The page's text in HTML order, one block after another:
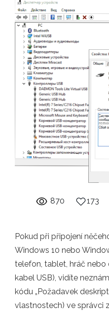
870 173
Pokud při připojení
Windows 10 nebo
telefon, tablet, hráč nebo
kabel USB), vidíte
kódu „Požadavek
vlastnostech) ve správci